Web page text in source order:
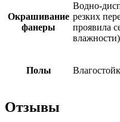
Окрашивание
фанеры
Водно-
резких
проявила
Полы
Отзывы